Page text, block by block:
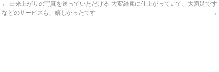
← 出来上がりの写真を送っていただける
などのサービスも、嬉しかったです
大変綺麗に仕上がっていて、大満足です
→